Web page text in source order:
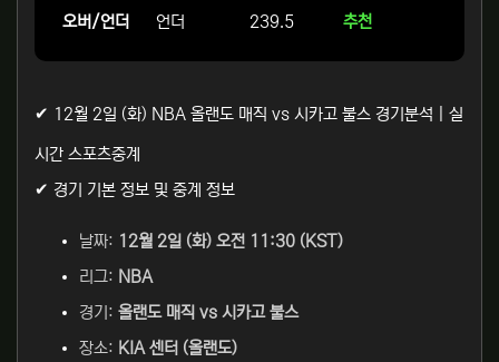
오버/언더
언더 239.5 추천
✔ 12월 2일 (화) NBA 올랜도 매직 vs 시카고 불스 경기분석 | 실
시간 스포츠중계
✔ 경기 기본 정보 및 중계 정보
날짜: 12월 2일 (화) 오전 11:30 (KST)
리그: NBA
경기: 올랜도 매직 vs 시카고 불스
장소: KIA 센터 (올랜도)